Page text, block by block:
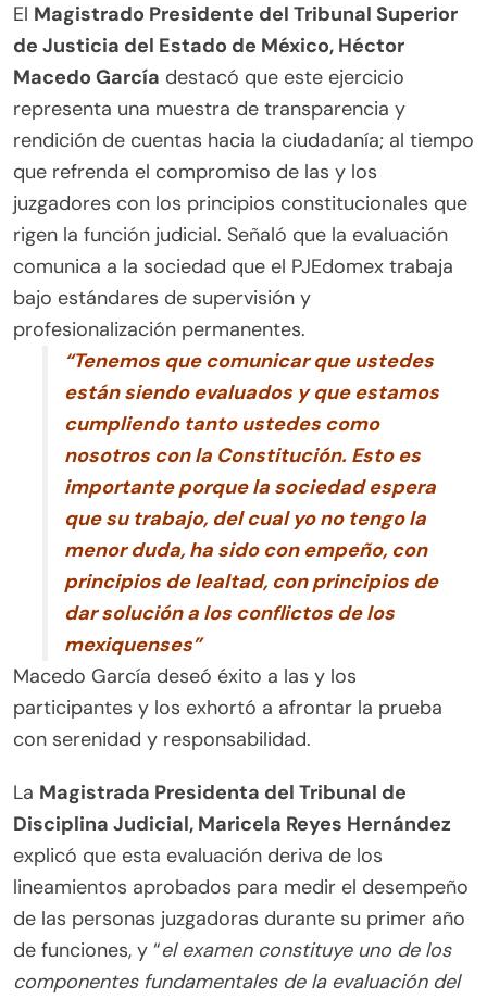
El Magistrado Presidente del Tribunal Superior
de Justicia del Estado de México, Héctor
Macedo García destacó que este ejercicio
representa una muestra de transparencia y
rendición de cuentas hacia la ciudadanía; al tiempo
que refrenda el compromiso de las y los
juzgadores con los principios constitucionales que
rigen la función judicial. Señaló que la evaluación
comunica a la sociedad que el PJEdomex trabaja
bajo estándares de supervisión y
profesionalización permanentes.
“Tenemos que comunicar que ustedes
están siendo evaluados y que estamos
cumpliendo tanto ustedes como
nosotros con la Constitución. Esto es
importante porque la sociedad espera
que su trabajo, del cual yo no tengo la
menor duda, ha sido con empeño, con
principios de lealtad, con principios de
dar solución a los conflictos de los
mexiquenses”
Macedo García deseó éxito a las y los
participantes y los exhortó a afrontar la prueba
con serenidad y responsabilidad.
La Magistrada Presidenta del Tribunal de
Disciplina Judicial, Maricela Reyes Hernández
explicó que esta evaluación deriva de los
lineamientos aprobados para medir el desempeño
de las personas juzgadoras durante su primer año
de funciones, y “el examen constituye uno de los
componentes fundamentales de la evaluación del